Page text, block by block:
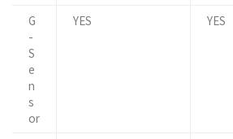
G
-
S
e
n
s
or
YES YES